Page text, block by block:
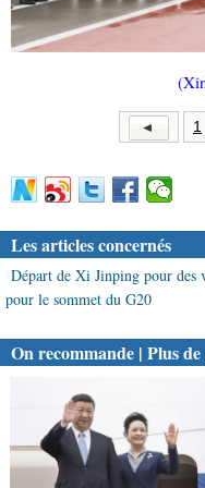
1
Les articles concernés
Départ de Xi Jinping pour des
pour le sommet du G20
On recommande | Plus